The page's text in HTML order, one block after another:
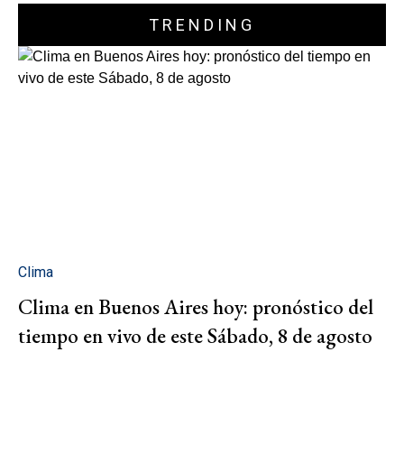
TRENDING
Clima
Clima en Buenos Aires hoy: pronóstico del
tiempo en vivo de este Sábado, 8 de agosto